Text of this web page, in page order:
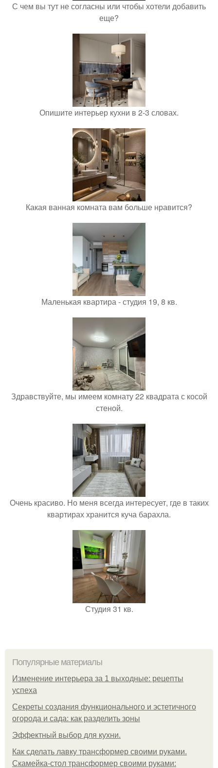
С чем вы тут не согласны или чтобы хотели добавить
еще?
Опишите интерьер кухни в 2-3 словах.
Какая ванная комната вам больше нравится?
Маленькая квартира - студия 19, 8 кв.
Здравствуйте, мы имеем комнату 22 квадрата с косой
стеной.
Очень красиво. Но меня всегда интересует, где в таких
квартирах хранится куча барахла.
Студия 31 кв.
Популярные материалы
Изменение интерьера за 1 выходные: рецепты
успеха
Секреты создания функционального и эстетичного
огорода и сада: как разделить зоны
Эффектный выбор для кухни.
Как сделать лавку трансформер своими руками.
Скамейка-стол трансформер своими руками: